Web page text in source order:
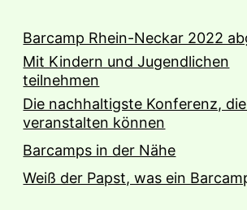
Barcamp Rhein-Neckar 2022
Mit Kindern und Jugendlichen
teilnehmen
Die nachhaltigste Konferenz,
veranstalten können
Barcamps in der Nähe
Weiß der Papst, was ein